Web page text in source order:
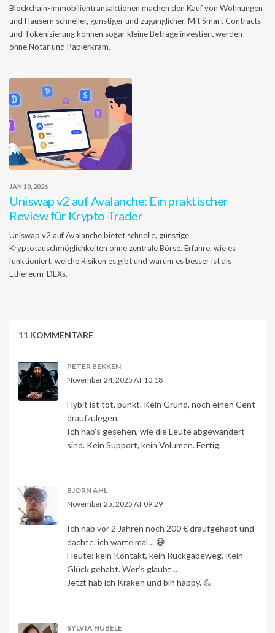
Blockchain-Immobilientransaktionen machen den Kauf von Wohnungen
und Häusern schneller, günstiger und zugänglicher. Mit Smart Contracts
und Tokenisierung können sogar kleine Beträge investiert werden -
ohne Notar und Papierkram.
JAN 10, 2026
Uniswap v2 auf Avalanche: Ein praktischer
Review für Krypto-Trader
Uniswap v2 auf Avalanche bietet schnelle, günstige
Kryptotauschmöglichkeiten ohne zentrale Börse. Erfahre, wie es
funktioniert, welche Risiken es gibt und warum es besser ist als
Ethereum-DEXs.
11 KOMMENTARE
PETER BEKKEN
November 24, 2025 AT 10:18
Flybit ist tot, punkt. Kein Grund, noch einen Cent
draufzulegen.
Ich hab’s gesehen, wie die Leute abgewandert
sind. Kein Support, kein Volumen. Fertig.
BJÖRN AHL
November 25, 2025 AT 09:29
Ich hab vor 2 Jahren noch 200 € draufgehabt und
dachte, ich warte mal… 😅
Heute: kein Kontakt, kein Rückgabeweg. Kein
Glück gehabt. Wer’s glaubt…
Jetzt hab ich Kraken und bin happy. 💪
SYLVIA HUBELE